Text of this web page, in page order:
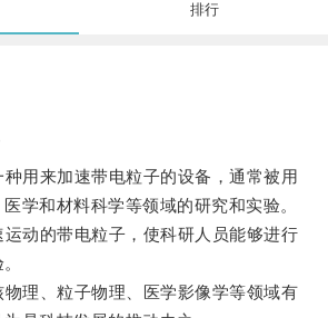
排行
来加速带电粒子的设备，通常被用
学和材料科学等领域的研究和实验。
的带电粒子，使科研人员能够进行
、粒子物理、医学影像学等领域有